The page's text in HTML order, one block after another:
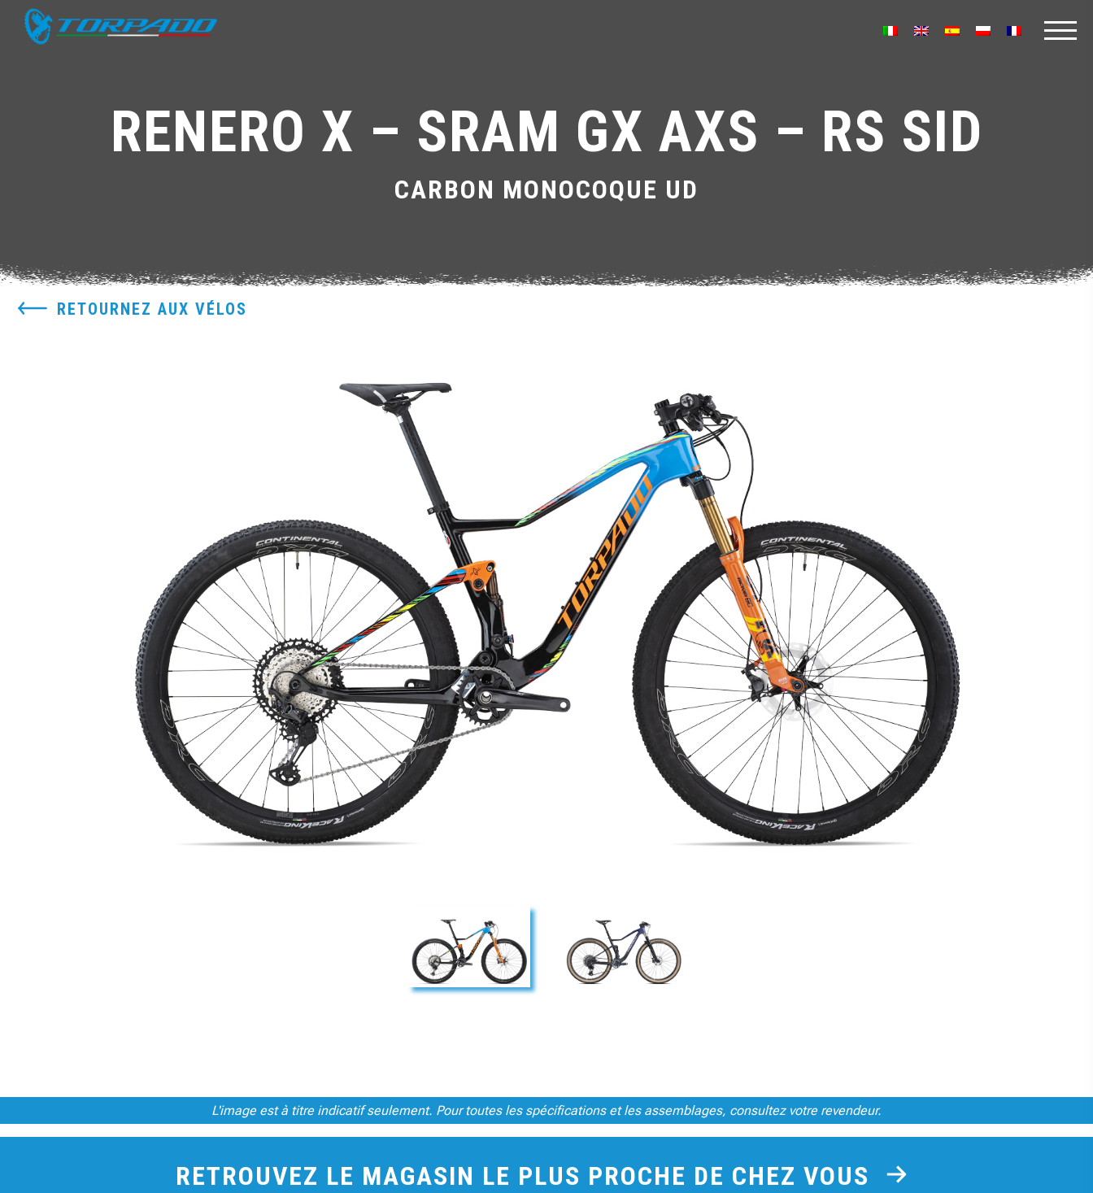
RENERO X – SRAM GX AXS – RS SID
CARBON MONOCOQUE UD
RETOURNEZ AUX VÉLOS
L'image est à titre indicatif seulement. Pour toutes les spécifications et les assemblages, consultez votre revendeur.
RETROUVEZ LE MAGASIN LE PLUS PROCHE DE CHEZ VOUS